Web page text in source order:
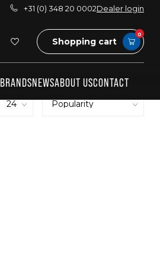
+31 (0) 348 20 0002Dealer login
Shopping cart
0
BRANDSNEWSABOUT USCONTACT